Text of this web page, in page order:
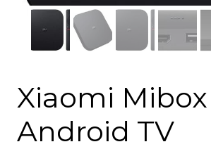
Xiaomi Mibox
Android TV